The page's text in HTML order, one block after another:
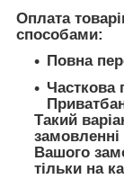
Оплата
способами:
Повна
Часткова
Такий
Вашого
тільки на